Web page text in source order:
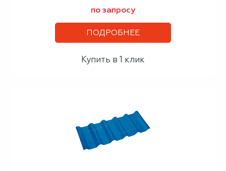
по запросу
ПОДРОБНЕЕ
Купить в 1 клик